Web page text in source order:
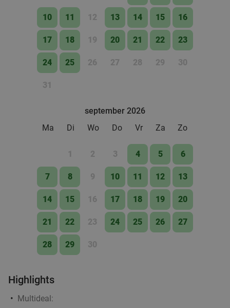
10 11 12 13 14 15 16
17 18 19 20 21 22 23
24 25 26 27 28 29 30
31
september 2026
Ma
Di Wo Do Vr Za Zo
1 2 3 4 5 6
7 8 9 10 11 12 13
14 15 16 17 18 19 20
21 22 23 24 25 26 27
28 29 30
Highlights
Multideal: